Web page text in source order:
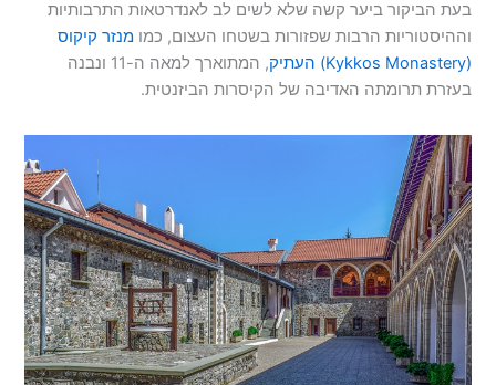
בעת הביקור ביער קשה שלא לשים לב לאנדרטאות התרבותיות
וההיסטוריות הרבות שפזורות בשטחו העצום, כמומנזר קיקוס
(Kykkos Monastery) העתיק
, המתוארך למאה ה-11 ונבנה
בעזרת תרומתה האדיבה של הקיסרות הביזנטית.